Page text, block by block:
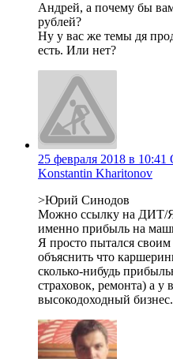
Андрей, а почему бы
рублей?
Ну у вас же темы дя
есть. Или нет?
25 февраля 2018 в 10:41
Konstantin Kharitonov
>Юрий Синодов
Можно ссылку на ДИТ/
именно прибыль на
Я просто пытался
объяснить что
сколько-нибудь
страховок, ремонта) а у
высокодоходный бизнес.